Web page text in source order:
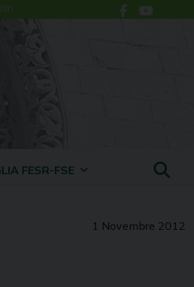
FESR-FSE
1 Novembre 2012